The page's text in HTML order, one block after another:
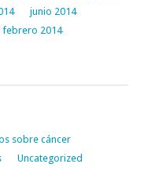
junio 2014
febrero 2014
sobre cáncer
Uncategorized